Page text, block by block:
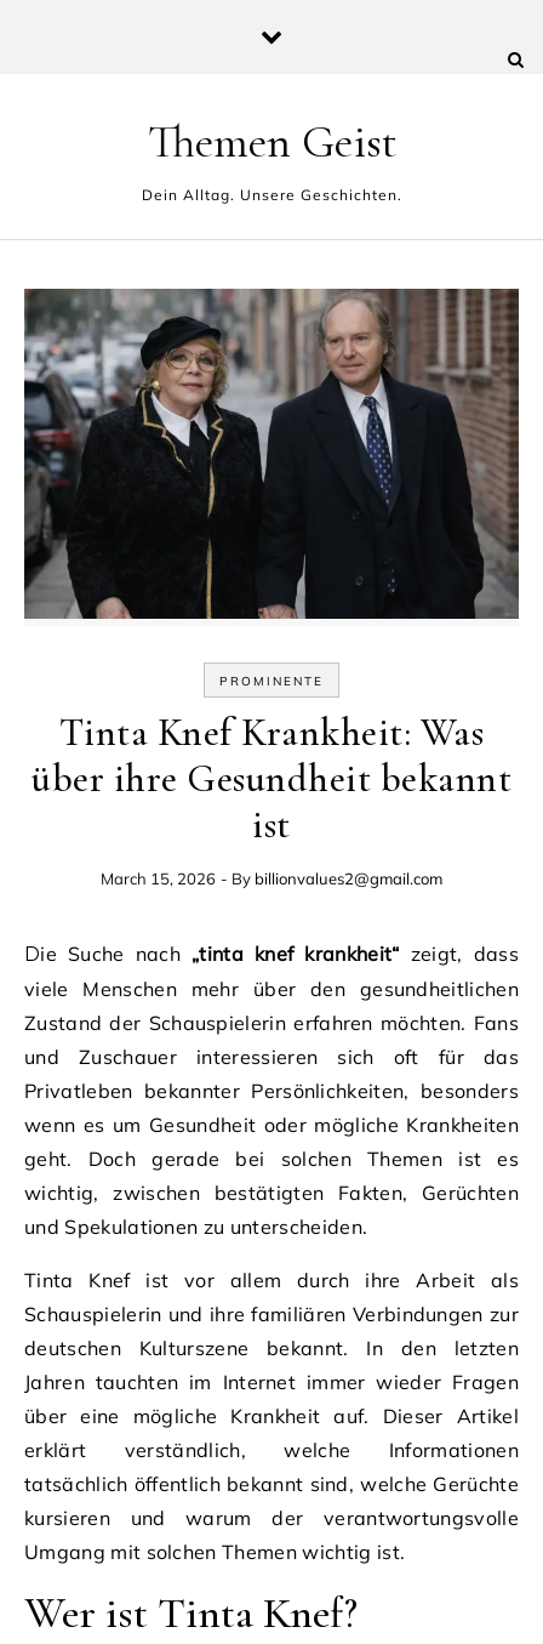
Themen Geist
Dein Alltag. Unsere Geschichten.
PROMINENTE
Tinta Knef Krankheit: Was
über ihre Gesundheit bekannt
ist
March 15, 2026 - By billionvalues2@gmail.com
Die Suche nach „tinta knef krankheit“ zeigt, dass
viele Menschen mehr über den gesundheitlichen
Zustand der Schauspielerin erfahren möchten. Fans
und Zuschauer interessieren sich oft für das
Privatleben bekannter Persönlichkeiten, besonders
wenn es um Gesundheit oder mögliche Krankheiten
geht. Doch gerade bei solchen Themen ist es
wichtig, zwischen bestätigten Fakten, Gerüchten
und Spekulationen zu unterscheiden.
Tinta Knef ist vor allem durch ihre Arbeit als
Schauspielerin und ihre familiären Verbindungen zur
deutschen Kulturszene bekannt. In den letzten
Jahren tauchten im Internet immer wieder Fragen
über eine mögliche Krankheit auf. Dieser Artikel
erklärt verständlich, welche Informationen
tatsächlich öffentlich bekannt sind, welche Gerüchte
kursieren und warum der verantwortungsvolle
Umgang mit solchen Themen wichtig ist.
Wer ist Tinta Knef?